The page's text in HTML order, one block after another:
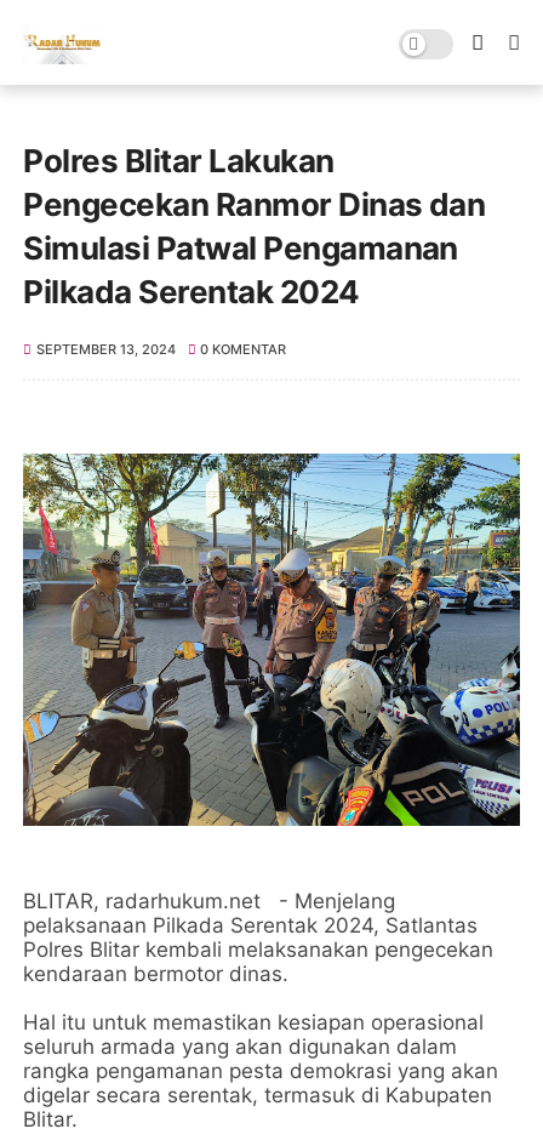
Polres Blitar Lakukan
Pengecekan Ranmor Dinas dan
Simulasi Patwal Pengamanan
Pilkada Serentak 2024
SEPTEMBER 13, 2024 0 KOMENTAR
BLITAR, radarhukum.net - Menjelang
pelaksanaan Pilkada Serentak 2024, Satlantas
Polres Blitar kembali melaksanakan pengecekan
kendaraan bermotor dinas.
Hal itu untuk memastikan kesiapan operasional
seluruh armada yang akan digunakan dalam
rangka pengamanan pesta demokrasi yang akan
digelar secara serentak, termasuk di Kabupaten
Blitar.